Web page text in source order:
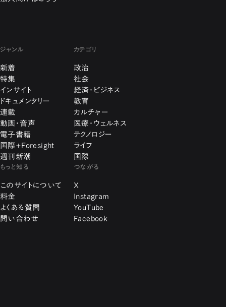
ジャンル
新着
特集
インサイト
ドキュメンタリー
連載
動画・音声
電子書籍
国際+Foresight
週刊新潮
カテゴリ
政治
社会
経済・ビジネス
教育
カルチャー
医療・ウェルネス
テクノロジー
ライフ
国際
もっと知る
このサイトについて
料金
よくある質問
問い合わせ
つながる
X
Instagram
YouTube
Facebook